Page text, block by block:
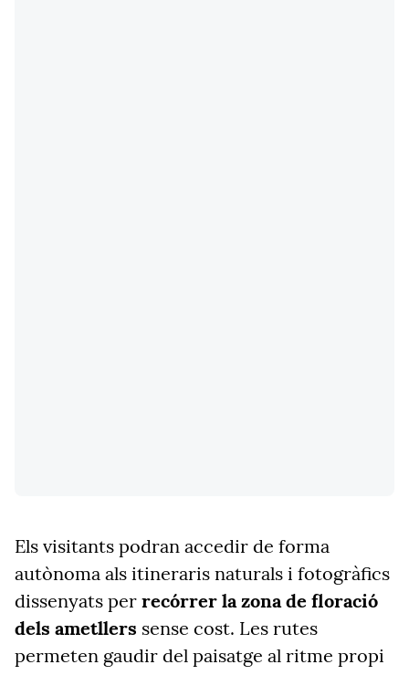
Els visitants podran accedir de forma
autònoma als itineraris naturals i fotogràfics
dissenyats per recórrer la zona de floració
dels ametllers sense cost. Les rutes
permeten gaudir del paisatge al ritme propi